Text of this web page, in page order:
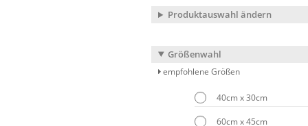
Produktauswahl ändern
Größenwahl
empfohlene Größen
40cm x 30cm
60cm x 45cm